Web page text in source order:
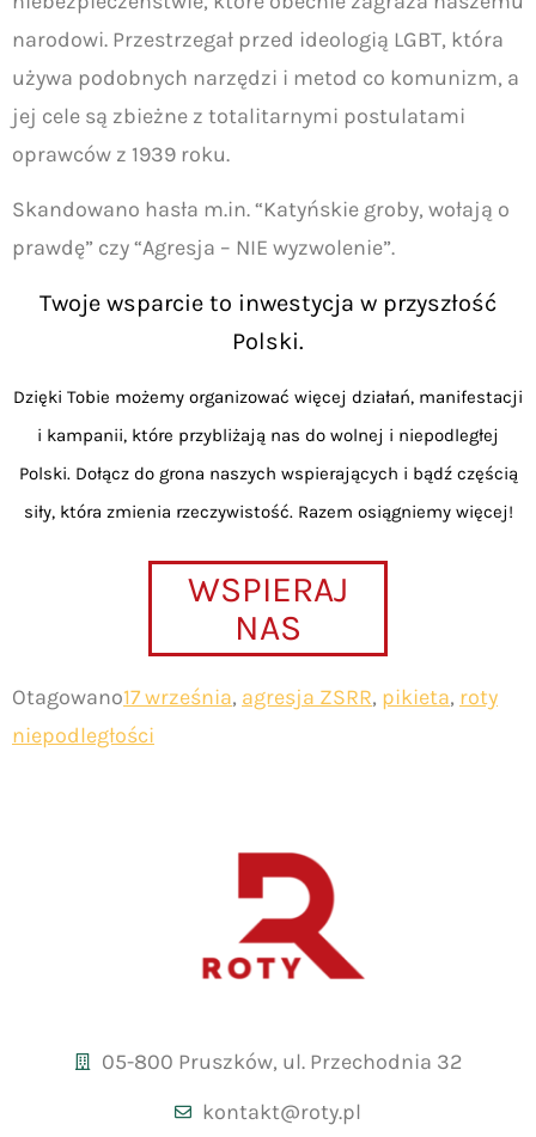
narodowi. Przestrzegał przed ideologią LGBT, która
używa podobnych narzędzi i metod co komunizm, a
jej cele są zbieżne z totalitarnymi postulatami
oprawców z 1939 roku.
Skandowano hasła m.in. “Katyńskie groby, wołają o
prawdę” czy “Agresja – NIE wyzwolenie”.
Twoje wsparcie to inwestycja w przyszłość
Polski.
Dzięki Tobie możemy organizować więcej działań, manifestacji
i kampanii, które przybliżają nas do wolnej i niepodległej
Polski. Dołącz do grona naszych wspierających i bądź częścią
siły, która zmienia rzeczywistość. Razem osiągniemy więcej!
WSPIERAJ
NAS
Otagowano17 września, agresja ZSRR, pikieta, roty
niepodległości
05-800 Pruszków, ul. Przechodnia 32
kontakt@roty.pl